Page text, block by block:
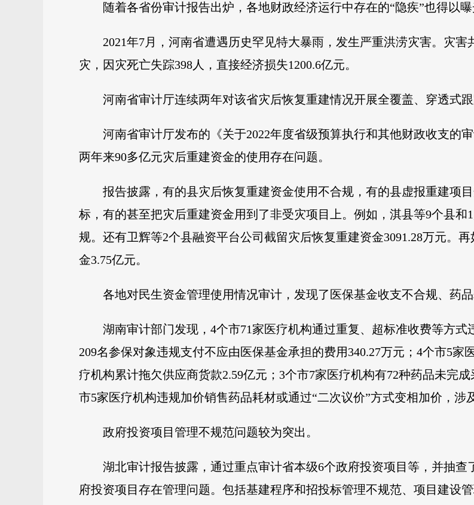
随着各省份审计报告出炉，各地财政经济运行中存在的“隐疾”也得以曝
2021年7月，河南省遭遇历史罕见特大暴雨，发生严重洪涝灾害。灾害
灾，因灾死亡失踪398人，直接经济损失1200.6亿元。
河南省审计厅连续两年对该省灾后恢复重建情况开展全覆盖、穿透式
河南省审计厅发布的《关于2022年度省级预算执行和其他财政收支的
两年来90多亿元灾后重建资金的使用存在问题。
报告披露，有的县灾后恢复重建资金使用不合规，有的县虚报重建项
标，有的甚至把灾后重建资金用到了非受灾项目上。例如，淇县等9个县和
规。还有卫辉等2个县融资平台公司截留灾后恢复重建资金3091.28万元。
金3.75亿元。
各地对民生资金管理使用情况审计，发现了医保基金收支不合规、药品
湖南审计部门发现，4个市71家医疗机构通过重复、超标准收费等方式
209名参保对象违规支付不应由医保基金承担的费用340.27万元；4个市5家
疗机构累计拖欠供应商货款2.59亿元；3个市7家医疗机构有72种药品未完
市5家医疗机构违规加价销售药品耗材或通过“二次议价”方式变相加价，涉
政府投资项目管理不规范问题较为突出。
湖北审计报告披露，通过重点审计省本级6个政府投资项目等，并抽
府投资项目存在管理问题。包括基建程序和招投标管理不规范、项目建设